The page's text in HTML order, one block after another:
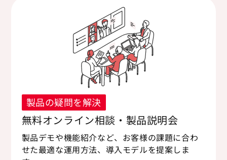
製品の疑問を解決
無料オンライン相談・製品説明会
製品デモや機能紹介など、お客様の課題に合わ
せた最適な運用方法、導入モデルを提案しま